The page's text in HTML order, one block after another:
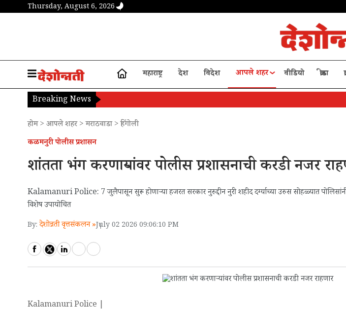
Thursday, August 6, 2026
महाराष्ट्र देश विदेश आपले शहर वीडियो क्रीडा
Breaking News
होम> आपले शहर>मराठवाडा>हिंगोली
कळमनुरी पोलीस प्रशासन
शांतता भंग करणाऱ्यांवर पोलीस प्रशासनाची करडी नजर
Kalamanuri Police: 7 जुलैपासून सुरू होणाऱ्या हजरत सरकार नुरुद्दीन नुरी शहीद दर्ग्याच्या उरुस सोहळ्यात
विशेष उपायोचित
By: देशोन्नती वृत्तसंकलन »July 02 2026 09:06:10 PM
Kalamanuri Police |